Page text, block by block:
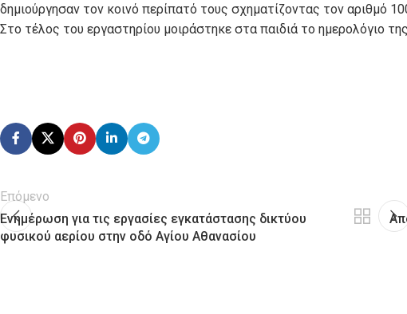
δημιούργησαν τον κοινό περίπατό τους σχηματίζοντας τον αριθμό
Στο τέλος του εργαστηρίου μοιράστηκε στα παιδιά το ημερολόγιο
Επόμενο
Ενημέρωση για τις εργασίες εγκατάστασης δικτύου
φυσικού αερίου στην οδό Αγίου Αθανασίου